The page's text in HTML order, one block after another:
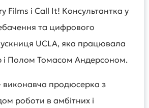
Films і Call It! Консультантка у
та цифрового
UCLA, яка працювала
і Полом Томасом Андерсоном.
виконавча продюсерка з
роботи в амбітних і